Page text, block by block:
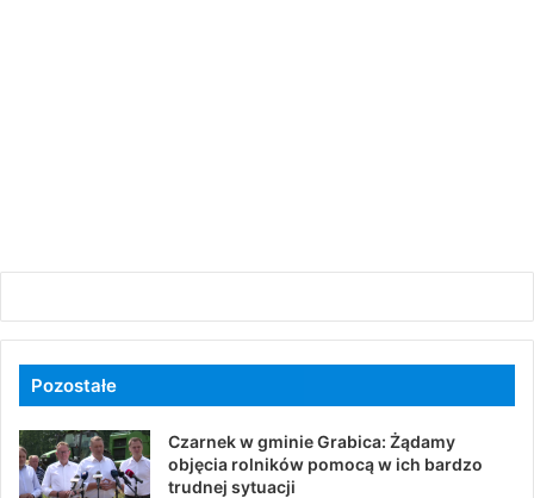
Pozostałe
Czarnek w gminie Grabica: Żądamy
objęcia rolników pomocą w ich bardzo
trudnej sytuacji